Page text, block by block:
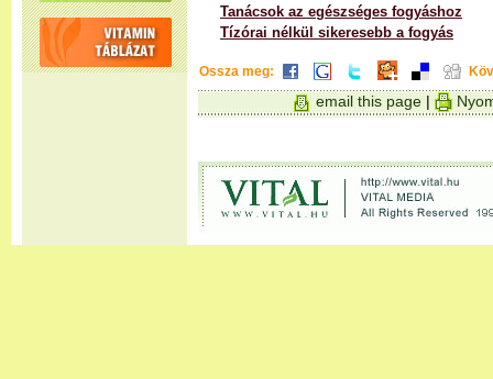
Tanácsok az egészséges fogyáshoz
Tízórai nélkül sikeresebb a fogyás
Ossza meg:
email this page |